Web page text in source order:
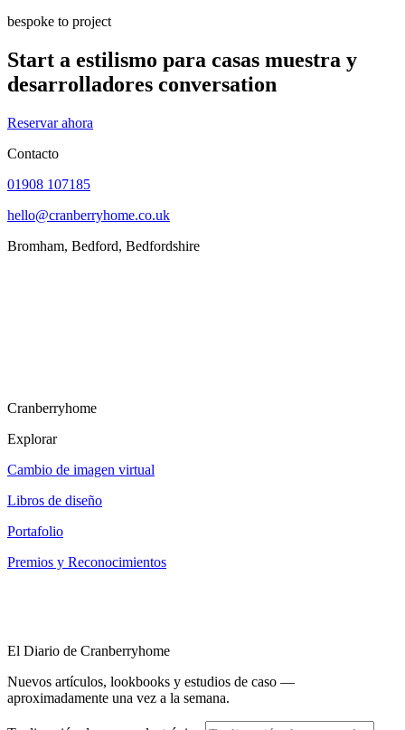
bespoke to project
Start a estilismo para casas muestra y
desarrolladores conversation
Reservar ahora
Contacto
01908 107185
hello@cranberryhome.co.uk
Bromham, Bedford, Bedfordshire
Cranberryhome
Explorar
Cambio de imagen virtual
Libros de diseño
Portafolio
Premios y Reconocimientos
El Diario de Cranberryhome
Nuevos artículos, lookbooks y estudios de caso —
aproximadamente una vez a la semana.